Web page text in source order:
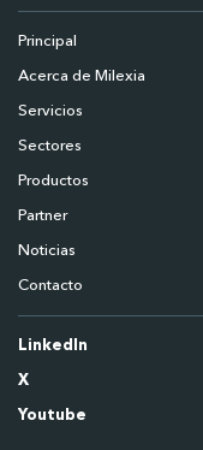
Principal
Acerca de Milexia
Servicios
Sectores
Productos
Partner
Noticias
Contacto
LinkedIn
X
Youtube